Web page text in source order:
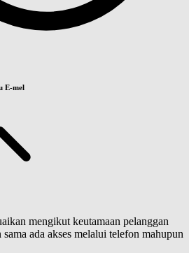
E-mel
mengikut keutamaan pelanggan
ada akses melalui telefon mahupun